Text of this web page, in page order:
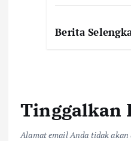
Berita
Tinggalkan
Alamat email Anda tidak